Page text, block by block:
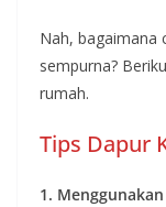
Nah, bagaimana
sempurna?
rumah.
Tips Dapur
1.